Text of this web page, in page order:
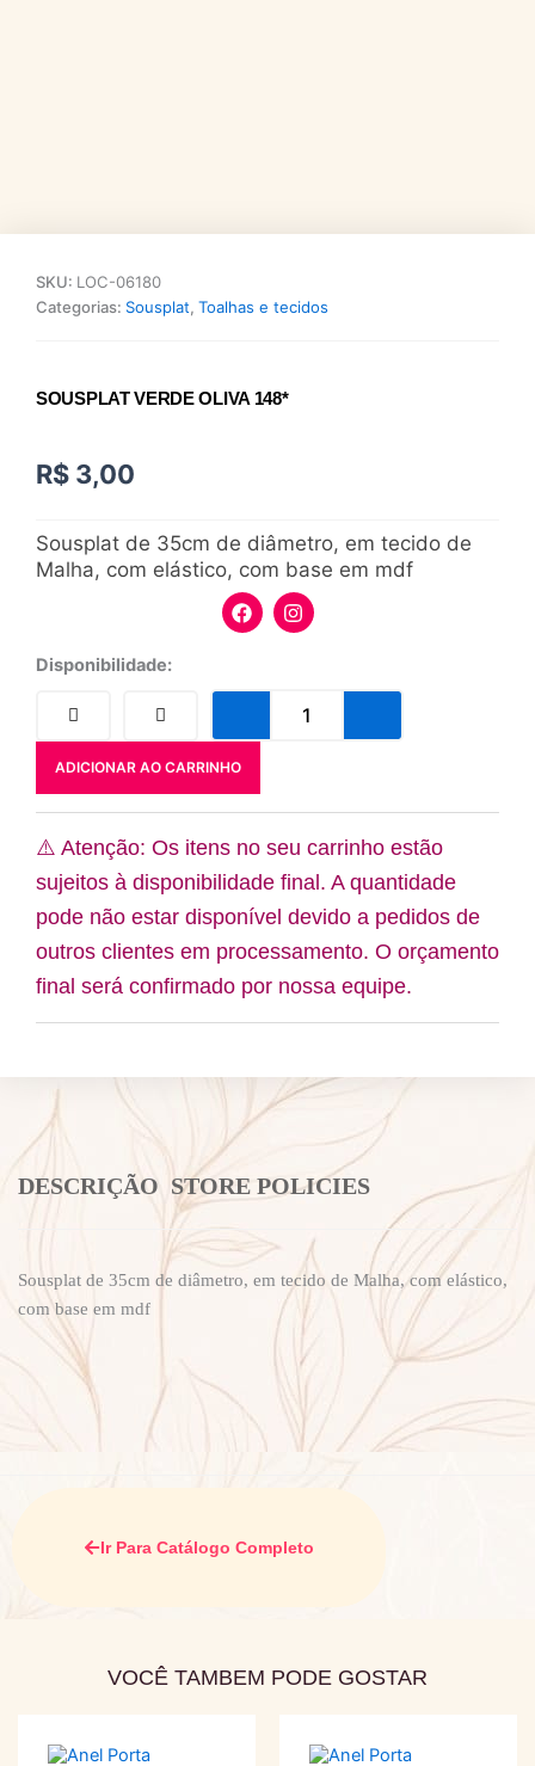
SKU: LOC-06180
Categorias: Sousplat, Toalhas e tecidos
SOUSPLAT VERDE OLIVA 148*
R$ 3,00
Sousplat de 35cm de diâmetro, em tecido de
Malha, com elástico, com base em mdf
F
a
k
I
n
Disponibilidade:
Oliva
ADICIONAR AO CARRINHO
⚠️ Atenção: Os itens no seu carrinho estão
sujeitos à disponibilidade final. A quantidade
pode não estar disponível devido a pedidos de
outros clientes em processamento. O orçamento
final será confirmado por nossa equipe.
DESCRIÇÃO STORE POLICIES
Sousplat de 35cm de diâmetro, em tecido de Malha, com elástico,
com base em mdf
Ir Para Catálogo Completo
VOCÊ TAMBEM PODE GOSTAR